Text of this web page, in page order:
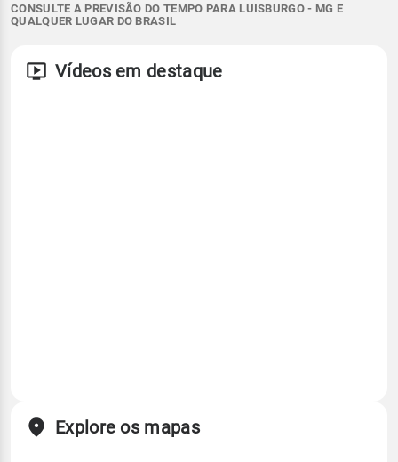
CONSULTE A PREVISÃO DO TEMPO PARA LUISBURGO - MG E
QUALQUER LUGAR DO BRASIL
Vídeos em destaque
Explore os mapas